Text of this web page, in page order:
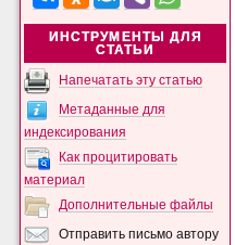
ИНСТРУМЕНТЫ ДЛЯ
СТАТЬИ
Напечатать эту статью
Метаданные для
индексирования
Как процитировать
материал
Дополнительные файлы
Отправить письмо автору